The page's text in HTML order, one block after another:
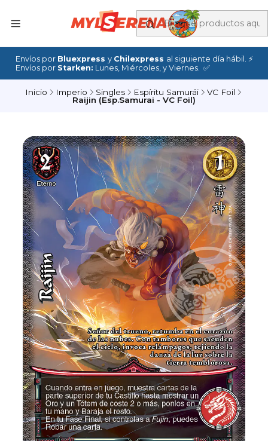
Envíos por Bluexpress y Chilexpress al siguiente día hábil. ⚡
Envíos por Starken: Lunes, Miércoles, y Viernes. ✅
Inicio Imperio Singles Espíritu Samurái
VC Foil
Raijin (Esp.Samurai - VC Foil)